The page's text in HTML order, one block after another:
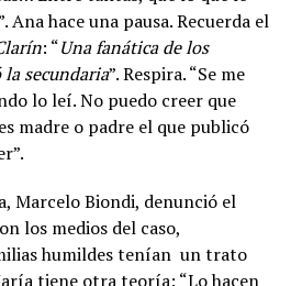
Ana hace una pausa. Recuerda el
: “Una fanática de los
secundaria”. Respira. “Se me
lo leí. No puedo creer que
madre o padre el que publicó
Marcelo Biondi, denunció el
los medios del caso,
humildes tenían un trato
tiene otra teoría: “Lo hacen